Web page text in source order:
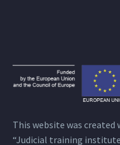
This website was
“Judicial training